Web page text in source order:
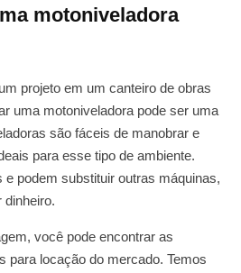
motoniveladora
projeto em um canteiro de obras
uma motoniveladora pode ser uma
são fáceis de manobrar e
para esse tipo de ambiente.
podem substituir outras máquinas,
dinheiro.
você pode encontrar as
para locação do mercado. Temos